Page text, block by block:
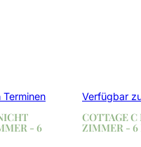
- 6
Verfügbar
COTTAGE
ZIMMER - 6